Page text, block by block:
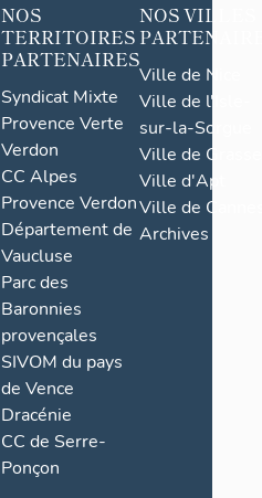
NOS
TERRITOIRES
PARTENAIRES
Syndicat Mixte
Provence Verte
Verdon
CC Alpes
Provence Verdon
Département de
Vaucluse
Parc des
Baronnies
provençales
SIVOM du pays
de Vence
Dracénie
CC de Serre-
Ponçon
NOS VILLES
Ville de Nice
Ville de l'Isle-
sur-la-Sorgue
Ville de Grasse
Ville d'Apt
Ville de
Archives